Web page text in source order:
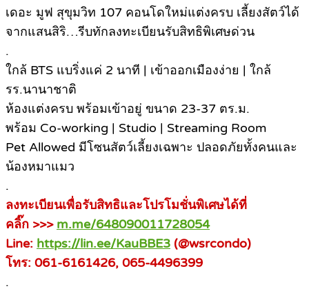
เดอะ มูฟ สุขุมวิท 107 คอนโดใหม่แต่งครบ เลี้ยงสัตว์ได้
จากแสนสิริ…รีบทักลงทะเบียนรับสิทธิพิเศษด่วน
.
ใกล้ BTS แบริ่งแค่ 2 นาที | เข้าออกเมืองง่าย | ใกล้
รร.นานาชาติ
ห้องแต่งครบ พร้อมเข้าอยู่ ขนาด 23-37 ตร.ม.
พร้อม Co-working | Studio | Streaming Room
Pet Allowed มีโซนสัตว์เลี้ยงเฉพาะ ปลอดภัยทั้งคนและ
น้องหมาแมว
.
ลงทะเบียนเพื่อรับสิทธิและโปรโมชั่นพิเศษได้ที่
คลิ๊ก >>> m.me/648090011728054
Line: https://lin.ee/KauBBE3 (@wsrcondo)
โทร: 061-6161426, 065-4496399
.